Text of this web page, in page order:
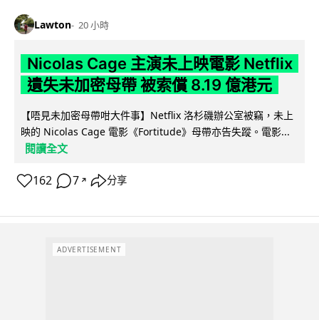
Lawton 20 小時
Nicolas Cage 主演未上映電影 Netflix
遺失未加密母帶 被索償 8.19 億港元
【唔見未加密母帶咁大件事】Netflix 洛杉磯辦公室被竊，未上
映的 Nicolas Cage 電影《Fortitude》母帶亦告失蹤。電影...
閱讀全文
162 7 ↗ 分享
ADVERTISEMENT